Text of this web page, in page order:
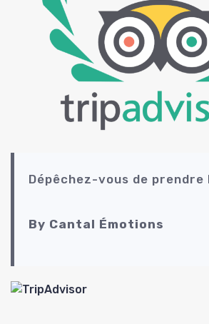
Dépêchez-vous de prendre
By Cantal Émotions